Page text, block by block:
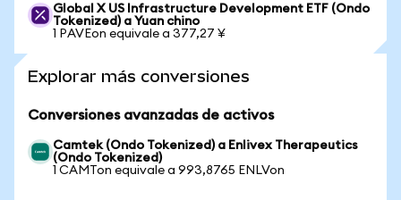
Global X US Infrastructure Development ETF (Ondo
Tokenized) a Yuan chino
1 PAVEon equivale a 377,27 ¥
Explorar más conversiones
Conversiones avanzadas de activos
Camtek (Ondo Tokenized) a Enlivex Therapeutics
(Ondo Tokenized)
1 CAMTon equivale a 993,8765 ENLVon